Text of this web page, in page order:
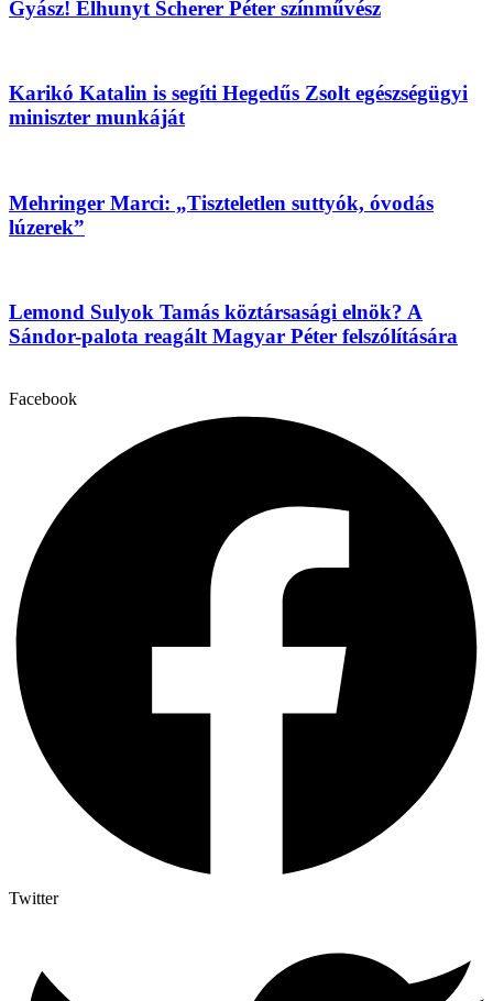
Gyász! Elhunyt Scherer Péter színművész
Karikó Katalin is segíti Hegedűs Zsolt egészségügyi
miniszter munkáját
Mehringer Marci: „Tiszteletlen suttyók, óvodás
lúzerek”
Lemond Sulyok Tamás köztársasági elnök? A
Sándor-palota reagált Magyar Péter felszólítására
Facebook
Twitter